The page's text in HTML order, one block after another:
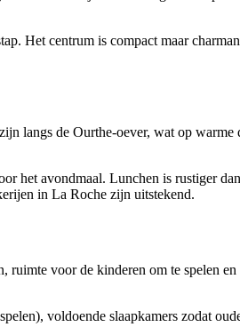
Het centrum is compact maar
langs de Ourthe-oever, wat op
het avondmaal. Lunchen is rustiger
in La Roche zijn uitstekend.
voor de kinderen om te spelen
voldoende slaapkamers zodat